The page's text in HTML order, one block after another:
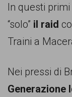
In questi primi
“solo” il raid
Traini a
Nei pressi di
Generazione